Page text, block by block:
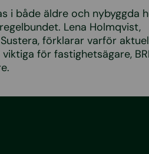
i både äldre och nybyggda
Lena Holmqvist,
förklarar varför
för fastighetsägare,